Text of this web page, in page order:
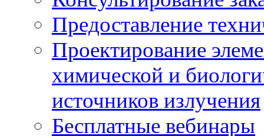
Предоставление
Проектирование
химической и
источников излучения
Бесплатные вебинары